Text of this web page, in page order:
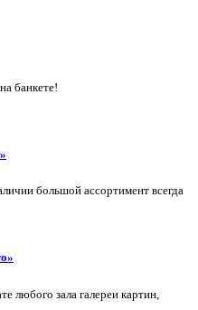
банкете!
большой ассортимент всегда
любого зала галереи картин,